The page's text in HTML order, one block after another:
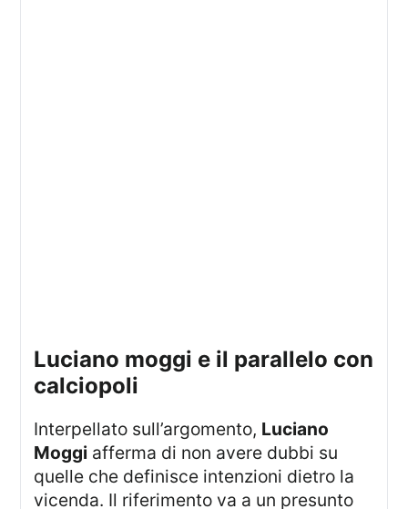
luciano moggi e il parallelo con
calciopoli
Interpellato sull’argomento, Luciano
Moggi afferma di non avere dubbi su
quelle che definisce intenzioni dietro la
vicenda. Il riferimento va a un presunto